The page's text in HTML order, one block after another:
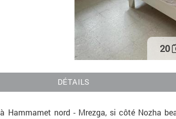
20
DÉTAILS
Hammamet nord - Mrezga, si côté Nozha